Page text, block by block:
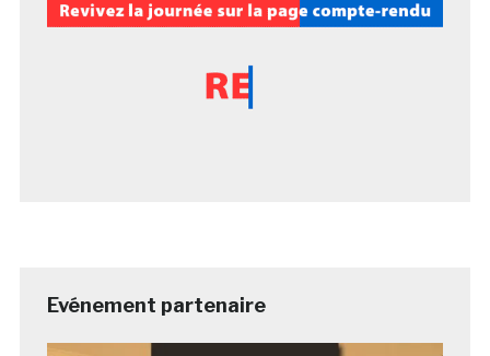
Evénement partenaire